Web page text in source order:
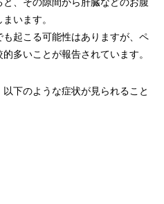
います。
起こる可能性はありますが、ペ
多いことが報告されています。
下のような症状が見られること